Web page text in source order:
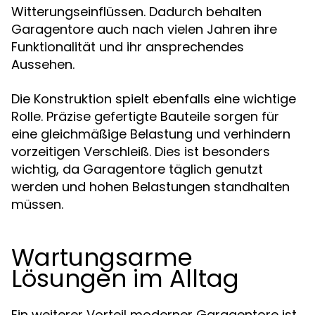
Witterungseinflüssen. Dadurch behalten
Garagentore auch nach vielen Jahren ihre
Funktionalität und ihr ansprechendes
Aussehen.
Die Konstruktion spielt ebenfalls eine wichtige
Rolle. Präzise gefertigte Bauteile sorgen für
eine gleichmäßige Belastung und verhindern
vorzeitigen Verschleiß. Dies ist besonders
wichtig, da Garagentore täglich genutzt
werden und hohen Belastungen standhalten
müssen.
Wartungsarme
Lösungen im Alltag